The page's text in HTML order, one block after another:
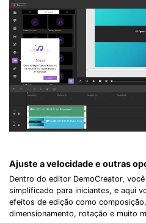
Ajuste a velocidade e outras
Dentro do editor DemoCreator,
simplificado para iniciantes, e aqui
efeitos de edição como
dimensionamento, rotação e muito